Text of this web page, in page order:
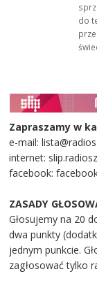
do
Zapraszamy w
e-mail:
internet:
facebook:
ZASADY
Głosujemy na 20
dwa punkty
jednym punkcie.
zagłosować tylko